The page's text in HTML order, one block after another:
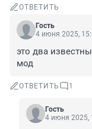
ОТВЕТИТЬ
Гость
4 июня 2025,
это два
мод
ОТВЕТИТЬ 1
Гость
4 июня 2025,